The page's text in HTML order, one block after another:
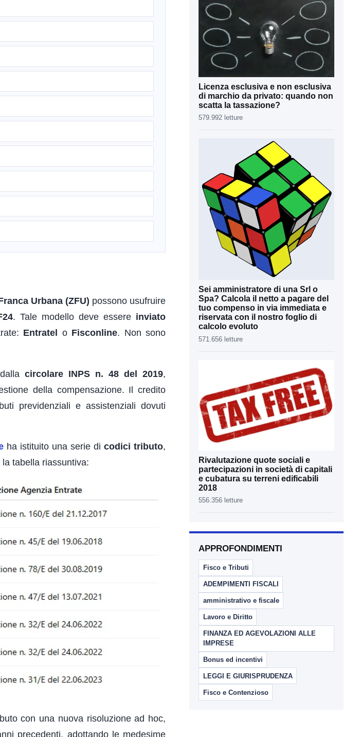
Urbana (ZFU) possono usufruire
. Tale modello deve essere inviato
Entratel o Fisconline. Non sono
dallacircolare INPS n. 48 del 2019,
della compensazione. Il credito
previdenziali e assistenziali dovuti
ha istituito una serie di codici tributo,
tabella riassuntiva:
con una nuova risoluzione ad hoc,
precedenti, adottando le medesime
Licenza esclusiva e non esclusiva
di marchio da privato: quando non
scatta la tassazione?
579.992 letture
Sei amministratore di una Srl o
Spa? Calcola il netto a pagare del
tuo compenso in via immediata e
riservata con il nostro foglio di
calcolo evoluto
571.656 letture
Rivalutazione quote sociali e
partecipazioni in società di capitali
e cubatura su terreni edificabili
2018
556.356 letture
APPROFONDIMENTI
Fisco e Tributi
ADEMPIMENTI FISCALI
amministrativo e fiscale
Lavoro e Diritto
FINANZA ED AGEVOLAZIONI ALLE
IMPRESE
Bonus ed incentivi
LEGGI E GIURISPRUDENZA
Fisco e Contenzioso